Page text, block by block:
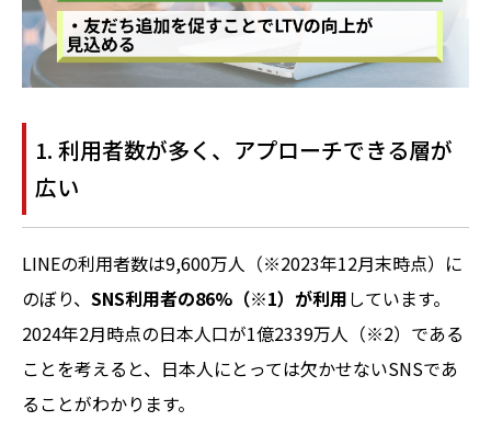
1. 利用者数が多く、アプローチできる層が
広い
LINEの利用者数は9,600万人（※2023年12月末時点）に
のぼり、 SNS利用者の86%（※1）が利用しています。
2024年2月時点の日本人口が1億2339万人（※2）である
ことを考えると、日本人にとっては欠かせないSNSであ
ることがわかります。